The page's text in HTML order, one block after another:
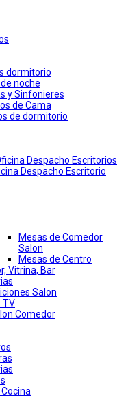
dormitorio
noche
y Sinfonieres
de Cama
de dormitorio
Despacho Escritorios
Despacho Escritorio
Mesas de Comedor
Salon
Mesas de Centro
Vitrina, Bar
Salon
TV
Comedor